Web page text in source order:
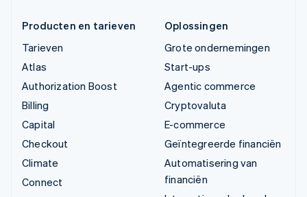
Producten en tarieven
Tarieven
Atlas
Authorization Boost
Billing
Capital
Checkout
Climate
Connect
Oplossingen
Grote ondernemingen
Start-ups
Agentic commerce
Cryptovaluta
E-commerce
Geïntegreerde financiën
Automatisering van
financiën